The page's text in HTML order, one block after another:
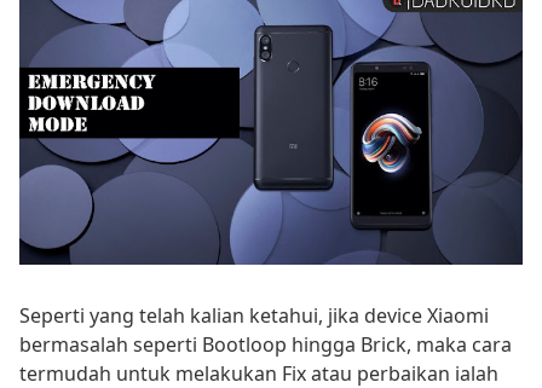
Seperti yang telah kalian ketahui, jika device Xiaomi
bermasalah seperti Bootloop hingga Brick, maka cara
termudah untuk melakukan Fix atau perbaikan ialah